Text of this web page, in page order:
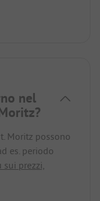
nel
Moritz possono
es. periodo
sui prezzi,